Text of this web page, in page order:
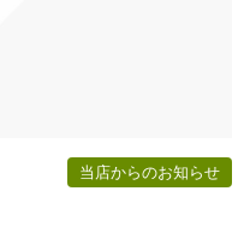
当店からのお知らせ